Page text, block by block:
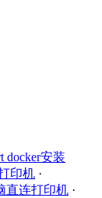
docker安装
印机 ·
直连打印机 ·